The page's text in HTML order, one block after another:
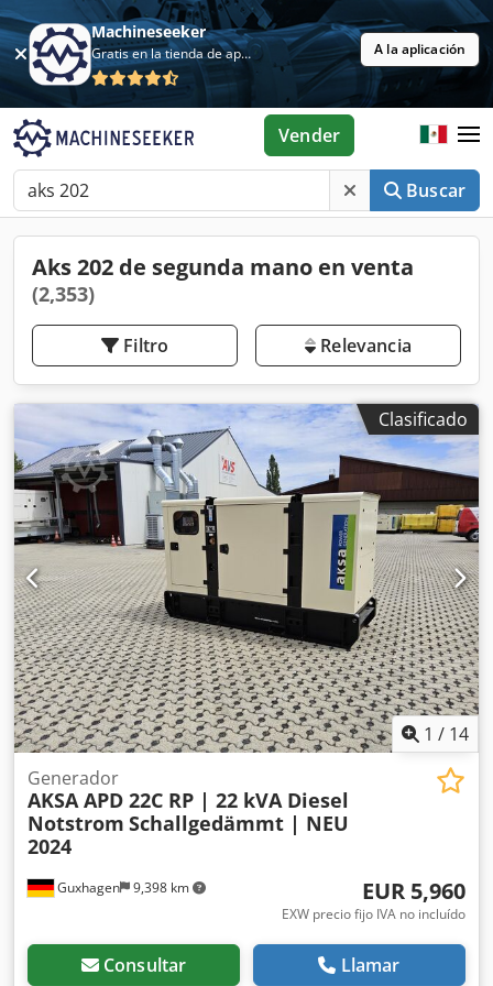
Machineseeker
Gratis en la tienda de aplicaciones A la aplicación
Buscar
Vender
Aks 202 de segunda mano en venta
(2,353)
Filtro Relevancia
Clasificado
1 / 14
Guxhagen 9,398 km
Generador
AKSA APD 22C RP | 22 kVA Diesel
Notstrom Schallgedämmt | NEU
2024
EUR 5,960
EXW precio fijo IVA no incluído
Consultar Llamar